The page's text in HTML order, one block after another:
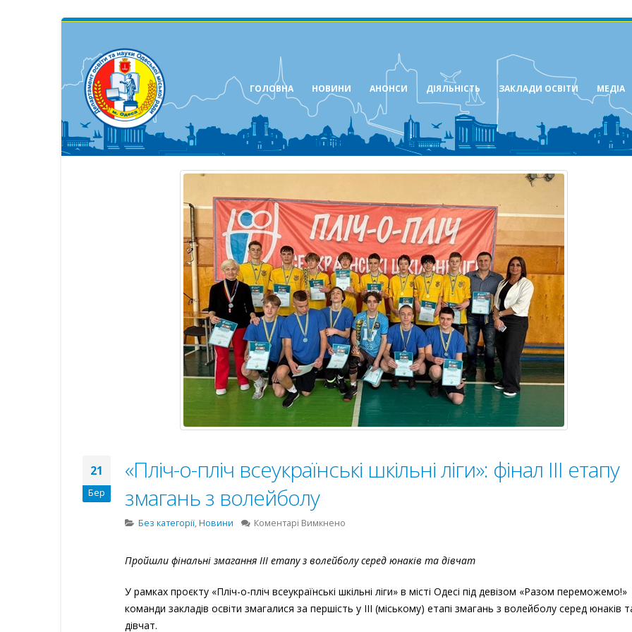
ГОЛОВНА НОВИНИ АНОНСИ ДІЯЛЬНІСТЬ ЗАКЛАДИ ОСВІТИ МЕДІА
21
Бер
«Пліч-о-пліч всеукраїнські шкільні ліги»: фінал ІІІ етапу
змагань з волейболу
Без категорії,Новини Коментарі Вимкнено
пліч
ліги»:
Пройшли фінальні змагання ІІІ етапу з волейболу серед юнаків та дівчат
У рамках проєкту «Пліч-о-пліч всеукраїнські шкільні ліги» в місті Одесі під девізом «Разом переможемо!»
команди закладів освіти змагалися за першість у IIІ (міському) етапі змагань з волейболу серед юнаків
дівчат.